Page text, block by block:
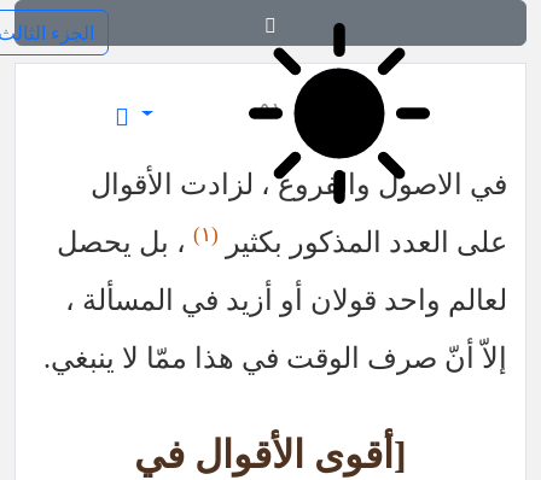
فرائد الاصول (رسائل)
٥١
في الاصول والفروع ، لزادت الأقوال
على العدد المذكور بكثير
(١)
، بل يحصل
لعالم واحد قولان أو أزيد في المسألة ،
إلاّ أنّ صرف الوقت في هذا ممّا لا ينبغي.
[أقوى الأقوال في